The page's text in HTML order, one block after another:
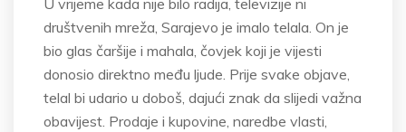
U vrijeme kada nije bilo radija, televizije ni
društvenih mreža, Sarajevo je imalo telala. On je
bio glas čaršije i mahala, čovjek koji je vijesti
donosio direktno među ljude. Prije svake objave,
telal bi udario u doboš, dajući znak da slijedi važna
obavijest. Prodaje i kupovine, naredbe vlasti,